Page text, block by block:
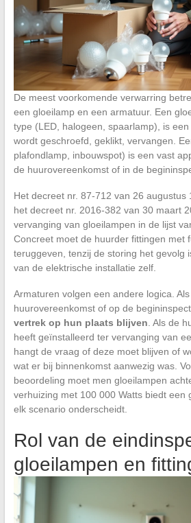
De meest voorkomende verwarring
een gloeilamp en een armatuur. Een
type (LED, halogeen, spaarlamp), is
wordt geschroefd, geklikt, vervangen.
plafondlamp, inbouwspot) is een vast
de huurovereenkomst of in de
Het decreet nr. 87-712 van 26 augustus
het decreet nr. 2016-382 van 30 maart
vervanging van gloeilampen in de lijst
Concreet moet de huurder fittingen met
teruggeven, tenzij de storing het gevolg
van de elektrische installatie zelf.
Armaturen volgen een andere logica.
huurovereenkomst of op de
vertrek op hun plaats blijven . Als de
heeft geïnstalleerd ter vervanging van
hangt de vraag of deze moet blijven of
wat er bij binnenkomst aanwezig was.
beoordeling moet men gloeilampen
verhuizing met 100 000 Watts biedt een
elk scenario onderscheidt.
Rol van de
gloeilampen en